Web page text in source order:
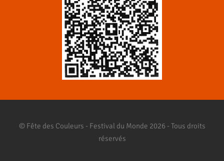
© Fête des Couleurs - Festival du Monde 2026 - Tous droits
réservés